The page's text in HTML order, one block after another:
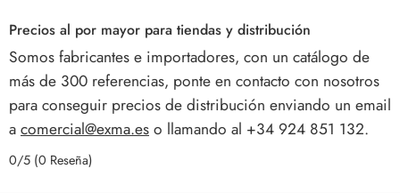
Precios al por mayor para tiendas y distribución
Somos fabricantes e importadores, con un catálogo de
más de 300 referencias, ponte en contacto con nosotros
para conseguir precios de distribución enviando un email
acomercial@exma.eso llamando al +34 924 851 132.
0/5 (0 Reseña)